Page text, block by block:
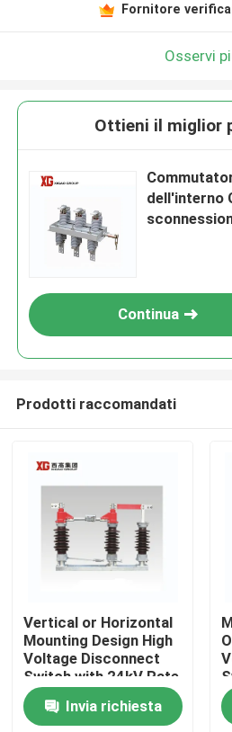
Casa
Prodotti
Circa noi
Fornitore
Osservi
Ottieni il miglior
dell'interno
Continua
Prodotti raccomandati
Vertical or Horizontal
Mounting Design High
Voltage Disconnect
Switch with 24kV Rate
Voltage
Invia richiesta